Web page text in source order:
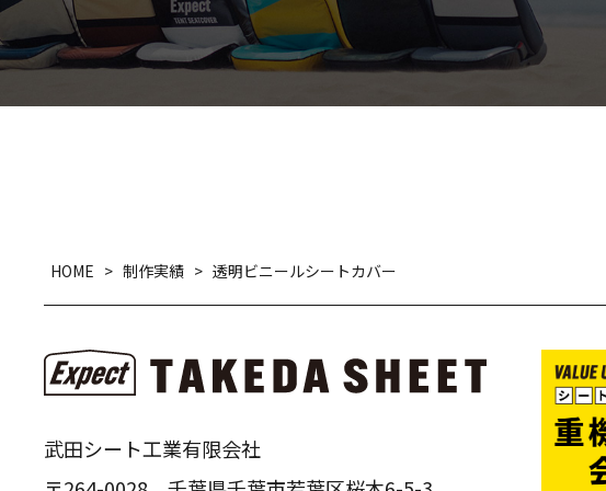
HOME > 制作実績 > 透明ビニールシートカバー
武田シート工業有限会社